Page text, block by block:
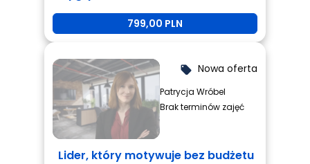
799,00 PLN
local_offer Nowa oferta
Patrycja Wróbel
Brak terminów zajęć
Lider, który motywuje bez budżetu